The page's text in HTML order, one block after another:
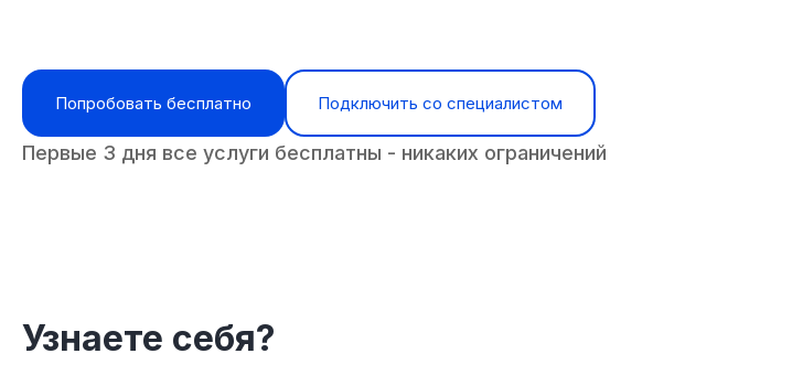
Попробовать бесплатно Подключить со специалистом
Первые 3 дня все услуги бесплатны - никаких ограничений
Узнаете себя?